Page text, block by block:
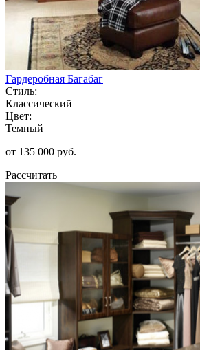
Гардеробная Багабаг
Стиль:
Классический
Цвет:
Темный
от 135 000 руб.
Рассчитать